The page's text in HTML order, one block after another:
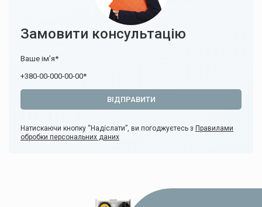
Замовити консультацію
Натискаючи кнопку “Надіслати”, ви погоджуєтесь з Правилами
обробки персональних даних